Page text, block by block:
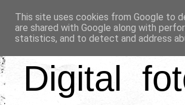
Digital
This site uses cookies from Google to
are shared with Google along with
statistics, and to detect and address